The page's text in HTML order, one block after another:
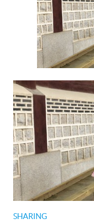
SHARING